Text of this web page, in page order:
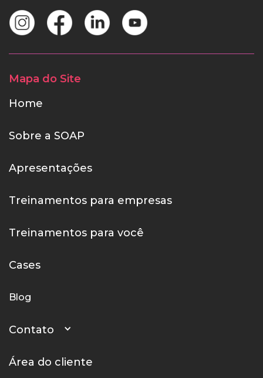
Mapa do Site
Home
Sobre a SOAP
Apresentações
Treinamentos para empresas
Treinamentos para você
Cases
Blog
Contato
Área do cliente